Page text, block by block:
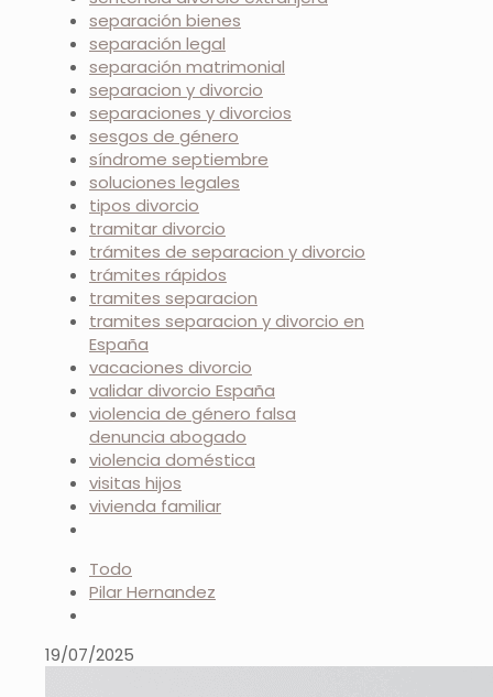
separación bienes
separación legal
separación matrimonial
separacion y divorcio
separaciones y divorcios
sesgos de género
síndrome septiembre
soluciones legales
tipos divorcio
tramitar divorcio
trámites de separacion y divorcio
trámites rápidos
tramites separacion
tramites separacion y divorcio en
España
vacaciones divorcio
validar divorcio España
violencia de género falsa
denuncia abogado
violencia doméstica
visitas hijos
vivienda familiar
Todo
Pilar Hernandez
19/07/2025